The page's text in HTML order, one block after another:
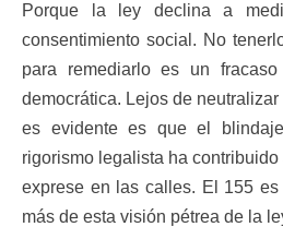
Porque la ley declina a
consentimiento social. No
para remediarlo es un
democrática. Lejos de
es evidente es que el
rigorismo legalista ha
exprese en las calles. El 155
más de esta visión pétrea de la